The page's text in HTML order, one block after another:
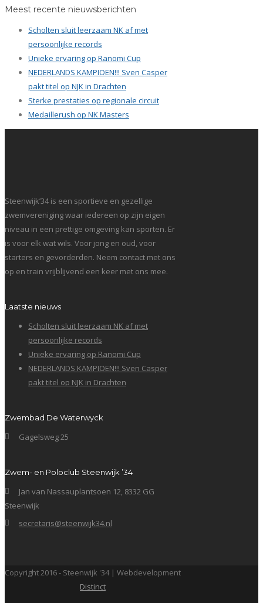
Meest recente nieuwsberichten
Scholten sluit leerzaam NK af met
persoonlijke records
Unieke ervaring op Ranomi Cup
NEDERLANDS KAMPIOEN!!! Sven Casper
pakt titel op NJK in Drachten
Sterke prestaties op regionale circuit
Medaillerush op NK Masters
Steenwijk’34 is een sportieve en gezellige
zwemvereniging waar iedereen op zijn eigen
niveau in een prettige omgeving kan sporten. Er
is voor elk wat wils. Voor jong en oud, voor
starters en gevorderden. Neem contact met ons
op en train vrijblijvend een keer met ons mee.
Laatste nieuws
Scholten sluit leerzaam NK af met
persoonlijke records
Unieke ervaring op Ranomi Cup
NEDERLANDS KAMPIOEN!!! Sven Casper
pakt titel op NJK in Drachten
Zwembad De Waterwyck
Gagelsweg 25
Zwem- en Poloclub Steenwijk ’34
Jan van Nassauplantsoen 12, 8332 GG
Steenwijk
secretaris@steenwijk34.nl
Copyright 2016 - Steenwijk '34 | Webdevelopment
Distinct